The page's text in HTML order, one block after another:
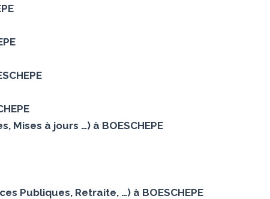
à jours …) à BOESCHEPE
Publiques, Retraite, …) à BOESCHEPE